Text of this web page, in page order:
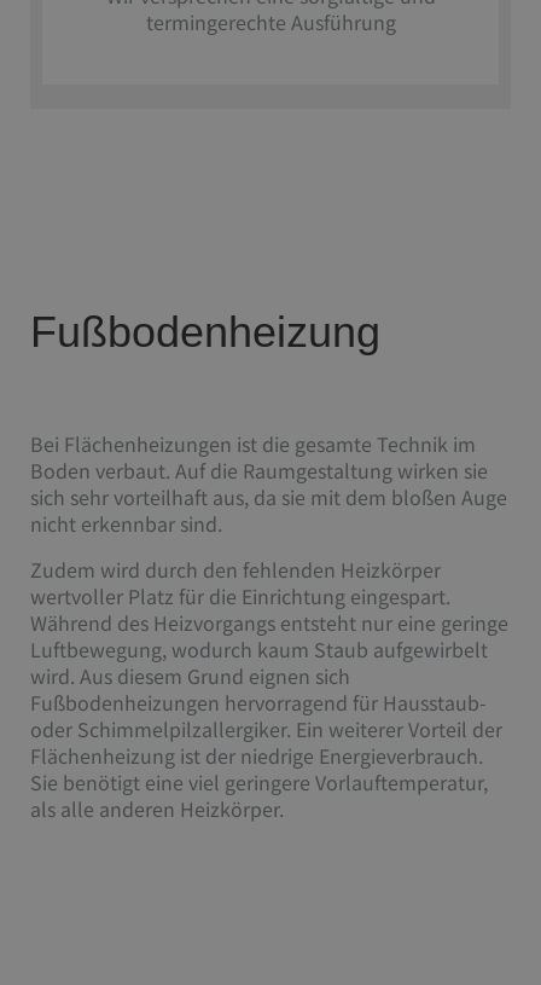
termingerechte Ausführung
Fußbodenheizung
Bei Flächenheizungen ist die gesamte Technik im
Boden verbaut. Auf die Raumgestaltung wirken sie
sich sehr vorteilhaft aus, da sie mit dem bloßen Auge
nicht erkennbar sind.
Zudem wird durch den fehlenden Heizkörper
wertvoller Platz für die Einrichtung eingespart.
Während des Heizvorgangs entsteht nur eine geringe
Luftbewegung, wodurch kaum Staub aufgewirbelt
wird. Aus diesem Grund eignen sich
Fußbodenheizungen hervorragend für Hausstaub-
oder Schimmelpilzallergiker. Ein weiterer Vorteil der
Flächenheizung ist der niedrige Energieverbrauch.
Sie benötigt eine viel geringere Vorlauftemperatur,
als alle anderen Heizkörper.